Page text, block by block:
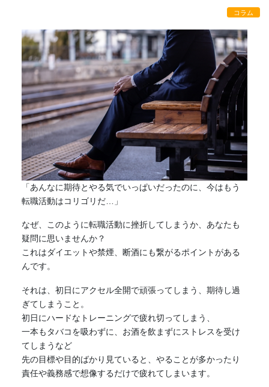
コラム
「あんなに期待とやる気でいっぱいだったのに、今はもう
転職活動はコリゴリだ…」
なぜ、このように転職活動に挫折してしまうか、あなたも
疑問に思いませんか？
これはダイエットや禁煙、断酒にも繋がるポイントがある
んです。
それは、初日にアクセル全開で頑張ってしまう、期待し過
ぎてしまうこと。
初日にハードなトレーニングで疲れ切ってしまう、
一本もタバコを吸わずに、お酒を飲まずにストレスを受け
てしまうなど
先の目標や目的ばかり見ていると、やることが多かったり
責任や義務感で想像するだけで疲れてしまいます。